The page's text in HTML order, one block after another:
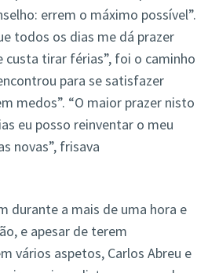
errem o máximo possível”.
todos os dias me dá prazer
custa tirar férias”, foi o caminho
para se satisfazer
medos”. “O maior prazer nisto
eu posso reinventar o meu
novas”, frisava
durante a mais de uma hora e
e apesar de terem
vários aspetos, Carlos Abreu e